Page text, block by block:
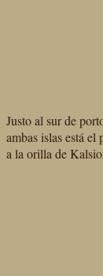
For development
Justo al sur de
ambas islas está
a la orilla de